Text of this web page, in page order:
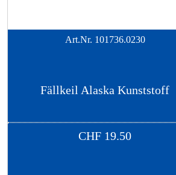
Art.Nr. 101736.0230
Fällkeil Alaska Kunststoff
CHF 19.50